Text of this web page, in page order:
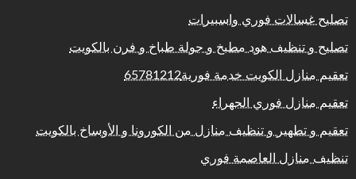
تصليح غسالات فوري واسبيرات
تصليح و تنظيف هود مطبخ و جولة طباخ و فرن بالكويت
تعقيم منازل الكويت خدمة فورية65781212
تعقيم منازل فوري الجهراء
تعقيم و تطهير و تنظيف منازل من الكورونا و الأوساخ بالكويت
تنظيف منازل العاصمة فوري